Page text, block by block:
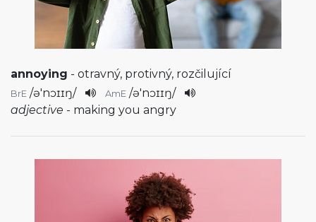
annoying - otravný, protivný, rozčilující
BrE /ə'nɔɪɪŋ/ AmE /ə'nɔɪɪŋ/
adjective - making you angry